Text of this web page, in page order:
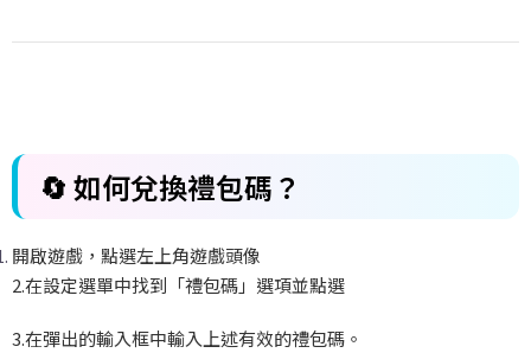
🔄 如何兌換禮包碼？
開啟遊戲，點選左上角遊戲頭像
2.在設定選單中找到「禮包碼」選項並點選
3.在彈出的輸入框中輸入上述有效的禮包碼。